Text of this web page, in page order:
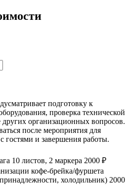
подготовку к
проверка технической
организационных вопросов.
после мероприятия для
гостями и завершения работы.
10 листов, 2 маркера 2000 ₽
кофе-брейка/фуршета
холодильник) 2000